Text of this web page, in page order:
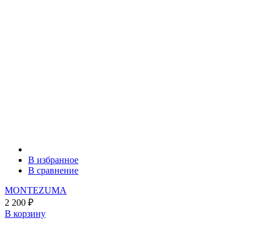
В избранное
В сравнение
MONTEZUMA
2 200 ₽
В корзину